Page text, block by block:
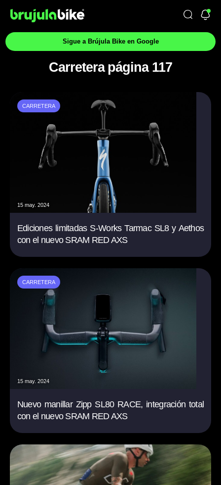
Sigue a Brújula Bike en Google
Carretera página 117
CARRETERA
15 may. 2024
Ediciones limitadas S-Works Tarmac SL8 y Aethos
con el nuevo SRAM RED AXS
CARRETERA
15 may. 2024
Nuevo manillar Zipp SL80 RACE, integración total
con el nuevo SRAM RED AXS